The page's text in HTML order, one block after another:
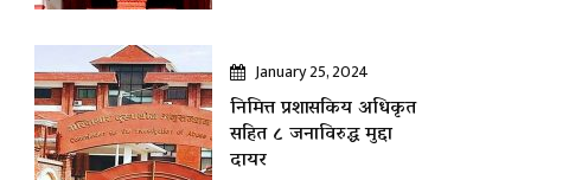
January 25, 2024
निमित्त प्रशासकिय अधिकृत
सहित ८ जनाविरुद्ध मुद्दा
दायर